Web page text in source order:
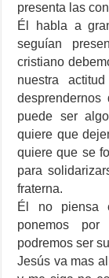
presenta las
Él habla a
seguían
cristiano
nuestra
puede ser
quiere que
quiere que se
para
fraterna.
Él no piensa
ponemos
podremos ser
Jesús va mas